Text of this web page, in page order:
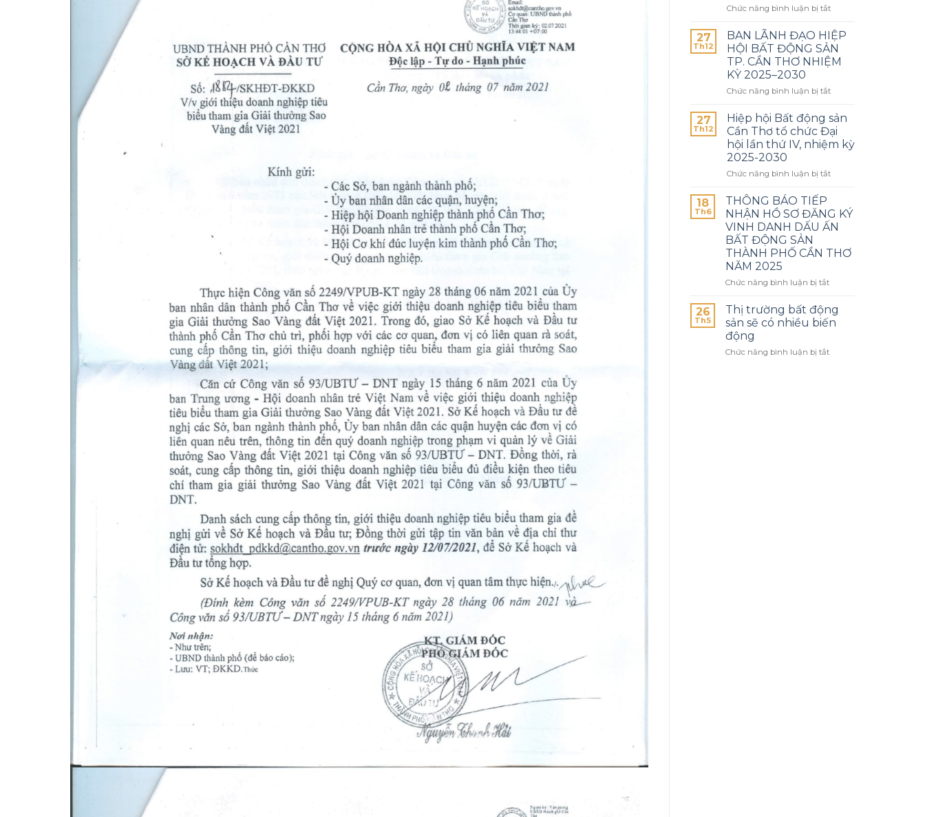
Chức năng bình luận bị tắt
27
Th12
BAN LÃNH ĐẠO HIỆP
HỘI BẤT ĐỘNG SẢN
TP. CẦN THƠ NHIỆM
KỲ 2025–2030
Chức năng bình luận bị tắt
27
Th12
Hiệp hội Bất động sản
Cần Thơ tổ chức Đại
hội lần thứ IV, nhiệm kỳ
2025-2030
Chức năng bình luận bị tắt
18
Th6
THÔNG BÁO TIẾP
NHẬN HỒ SƠ ĐĂNG KÝ
VINH DANH DẤU ẤN
BẤT ĐỘNG SẢN
THÀNH PHỐ CẦN THƠ
NĂM 2025
Chức năng bình luận bị tắt
26
Th5
Thị trường bất động
sản sẽ có nhiều biến
động
Chức năng bình luận bị tắt